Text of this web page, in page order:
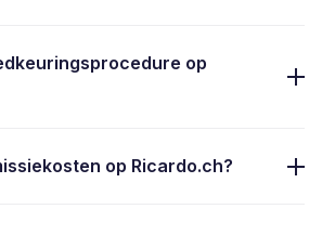
op
op Ricardo.ch?